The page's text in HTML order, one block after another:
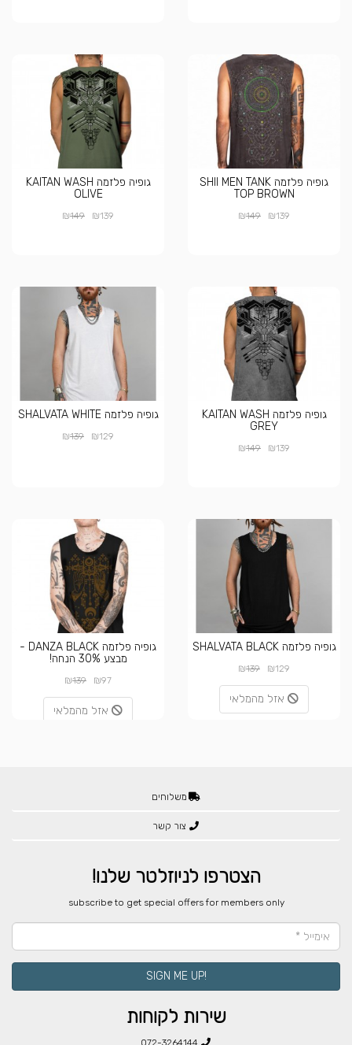
גופיה פלזמה SHII MEN TANK
TOP BROWN
₪139
₪149
גופיה פלזמה KAITAN WASH
OLIVE
₪139
₪149
גופיה פלזמה KAITAN WASH
GREY
₪139
₪149
גופיה פלזמה SHALVATA WHITE
₪129
₪139
גופיה פלזמה SHALVATA BLACK
₪129
₪139
אזל מהמלאי
גופיה פלזמה DANZA BLACK -
מבצע 30% הנחה!
₪97
₪139
אזל מהמלאי
משלוחים
צור קשר
הצטרפו לניוזלטר שלנו!
​subscribe to get special offers for members only
!SIGN ME UP
שירות לקוחות